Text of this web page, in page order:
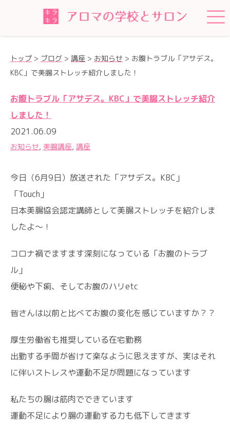
トップ > ブログ > 講座 > お知らせ > お腹トラブル「アサデス。
KBC」で美腸ストレッチ紹介しました！
お腹トラブル「アサデス。KBC」で美腸ストレッチ紹介
しました！
2021.06.09
お知らせ, 美腸講座, 講座
今日（6月9日）放送された「アサデス。KBC」
「Touch」
日本美腸協会認定講師として美腸ストレッチを紹介しま
したよ〜！
コロナ禍でますます深刻になっている「お腹のトラブ
ル」
便秘や下痢、そしてお腹のハリetc
皆さんは以前と比べてお腹の変化を感じていますか？？
厚生労働省も推奨している在宅勤務
出勤する手間が省けて楽なように思えますが、実はそれ
に伴いストレスや運動不足が問題になっています
私たちの腸は筋肉でできています
運動不足により腸の運動する力も低下してきます